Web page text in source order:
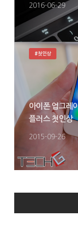
2016-06-29
아이폰 업그레
플러스 첫인상
2015-09-26
#첫인상